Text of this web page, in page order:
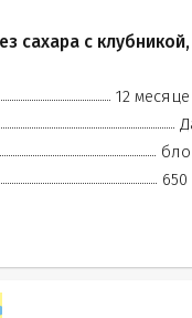
сахара с клубникой,
12
650